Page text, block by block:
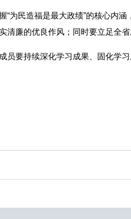
“为民造福是最大政绩”的核心内
清廉的优良作风；同时要立足全
员要持续深化学习成果、固化学